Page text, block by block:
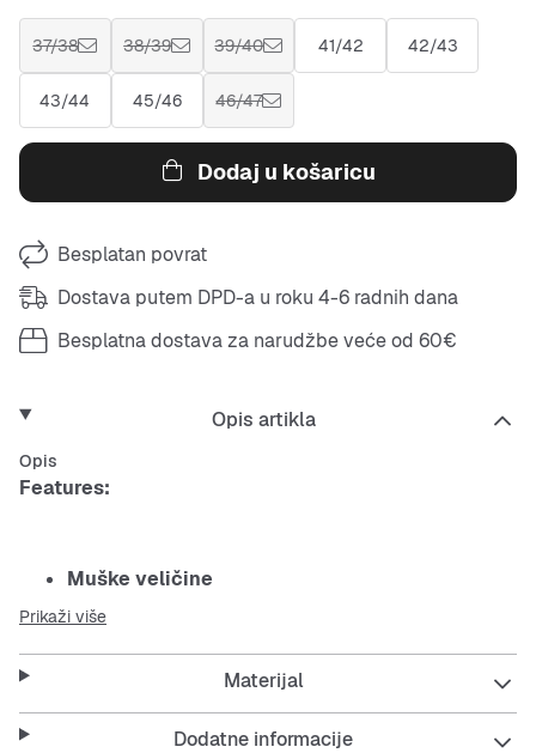
37/38 38/39 39/40 41/42 42/43
43/44 45/46 46/47
Dodaj u košaricu
Besplatan povrat
Dostava putem DPD-a u roku 4-6 radnih dana
Besplatna dostava za narudžbe veće od 60€
Opis artikla
Opis
Features:
Muške veličine
otvori za prozračnost
jednobojne u bijeloj boji
Prikaži više
Materijal
Dodatne informacije